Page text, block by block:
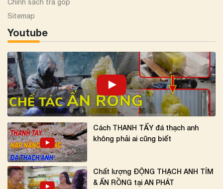
Chính sách trả góp
Sitemap
Youtube
Cách THANH TẨY đá thạch anh
không phải ai cũng biết
Chất lượng ĐỘNG THẠCH ANH TÍM
& ẤN RỒNG tại AN PHÁT